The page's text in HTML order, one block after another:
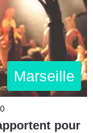
Marseille
0
pour